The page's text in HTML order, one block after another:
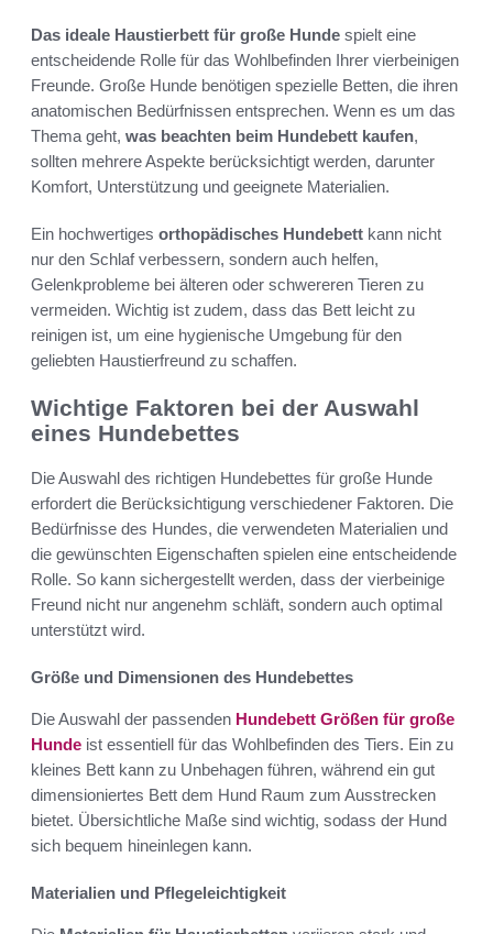
Das ideale Haustierbett für große Hunde spielt eine
entscheidende Rolle für das Wohlbefinden Ihrer vierbeinigen
Freunde. Große Hunde benötigen spezielle Betten, die ihren
anatomischen Bedürfnissen entsprechen. Wenn es um das
Thema geht, was beachten beim Hundebett kaufen,
sollten mehrere Aspekte berücksichtigt werden, darunter
Komfort, Unterstützung und geeignete Materialien.
Ein hochwertiges orthopädisches Hundebett kann nicht
nur den Schlaf verbessern, sondern auch helfen,
Gelenkprobleme bei älteren oder schwereren Tieren zu
vermeiden. Wichtig ist zudem, dass das Bett leicht zu
reinigen ist, um eine hygienische Umgebung für den
geliebten Haustierfreund zu schaffen.
Wichtige Faktoren bei der Auswahl
eines Hundebettes
Die Auswahl des richtigen Hundebettes für große Hunde
erfordert die Berücksichtigung verschiedener Faktoren. Die
Bedürfnisse des Hundes, die verwendeten Materialien und
die gewünschten Eigenschaften spielen eine entscheidende
Rolle. So kann sichergestellt werden, dass der vierbeinige
Freund nicht nur angenehm schläft, sondern auch optimal
unterstützt wird.
Größe und Dimensionen des Hundebettes
Die Auswahl der passenden Hundebett Größen für große
Hunde ist essentiell für das Wohlbefinden des Tiers. Ein zu
kleines Bett kann zu Unbehagen führen, während ein gut
dimensioniertes Bett dem Hund Raum zum Ausstrecken
bietet. Übersichtliche Maße sind wichtig, sodass der Hund
sich bequem hineinlegen kann.
Materialien und Pflegeleichtigkeit